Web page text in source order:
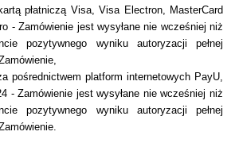
płatniczą Visa, Visa Electron, MasterCard
- Zamówienie jest wysyłane nie wcześniej niż
pozytywnego wyniku autoryzacji pełnej
pośrednictwem platform internetowych PayU,
- Zamówienie jest wysyłane nie wcześniej niż
pozytywnego wyniku autoryzacji pełnej